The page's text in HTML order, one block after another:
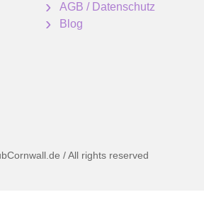
AGB / Datenschutz
Blog
/ All rights reserved